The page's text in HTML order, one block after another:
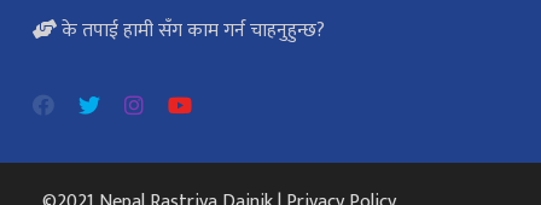
के तपाई हामी सँग काम गर्न चाहनुहुन्छ?